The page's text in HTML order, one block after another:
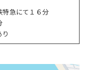
特急にて１６分